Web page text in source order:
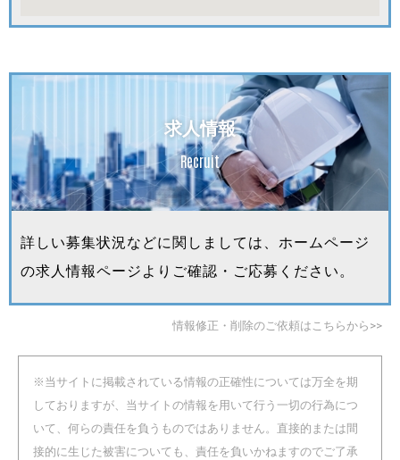
求人情報
Recruit
詳しい募集状況などに関しましては、ホームページ
の求人情報ページよりご確認・ご応募ください。
情報修正・削除のご依頼はこちらから>>
※当サイトに掲載されている情報の正確性については万全を期
しておりますが、当サイトの情報を用いて行う一切の行為につ
いて、何らの責任を負うものではありません。直接的または間
接的に生じた被害についても、責任を負いかねますのでご了承